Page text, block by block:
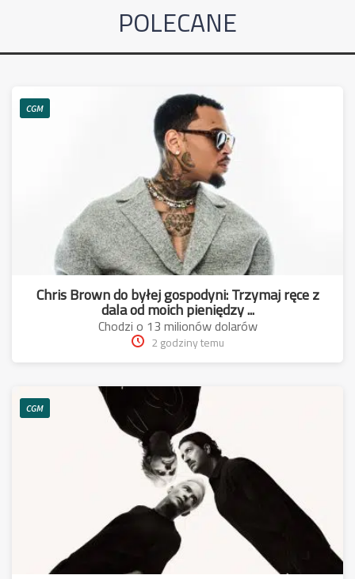
POLECANE
CGM
Chris Brown do byłej gospodyni: Trzymaj ręce z
dala od moich pieniędzy ...
Chodzi o 13 milionów dolarów
2 godziny temu
CGM